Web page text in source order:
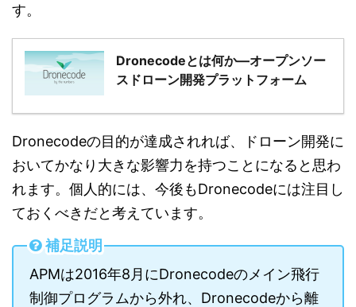
す。
Dronecodeとは何か―オープンソー
スドローン開発プラットフォーム
Dronecodeの目的が達成されれば、ドローン開発に
おいてかなり大きな影響力を持つことになると思わ
れます。個人的には、今後もDronecodeには注目し
ておくべきだと考えています。
補足説明
APMは2016年8月にDronecodeのメイン飛行
制御プログラムから外れ、Dronecodeから離